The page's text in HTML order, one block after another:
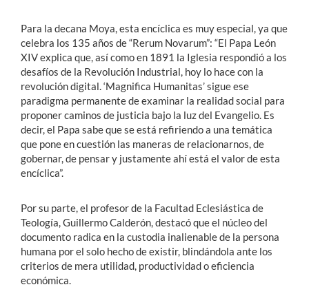
Para la decana Moya, esta encíclica es muy especial, ya que
celebra los 135 años de “Rerum Novarum”: “El Papa León
XIV explica que, así como en 1891 la Iglesia respondió a los
desafíos de la Revolución Industrial, hoy lo hace con la
revolución digital. ‘Magnifica Humanitas’ sigue ese
paradigma permanente de examinar la realidad social para
proponer caminos de justicia bajo la luz del Evangelio. Es
decir, el Papa sabe que se está refiriendo a una temática
que pone en cuestión las maneras de relacionarnos, de
gobernar, de pensar y justamente ahí está el valor de esta
encíclica”.
Por su parte, el profesor de la Facultad Eclesiástica de
Teología, Guillermo Calderón, destacó que el núcleo del
documento radica en la custodia inalienable de la persona
humana por el solo hecho de existir, blindándola ante los
criterios de mera utilidad, productividad o eficiencia
económica.